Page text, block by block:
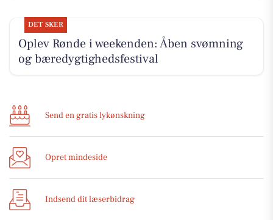
DET SKER
Oplev Rønde i weekenden: Åben svømning
og bæredygtighedsfestival
Send en gratis lykønskning
Opret mindeside
Indsend dit læserbidrag